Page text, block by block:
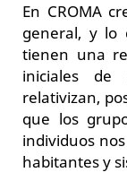
En CROMA
general, y lo
tienen una
iniciales de
relativizan,
que los
individuos
habitantes y